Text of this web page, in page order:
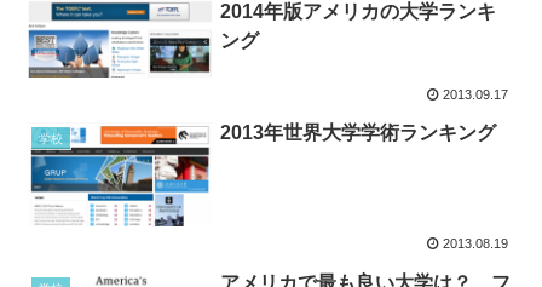
2014年版アメリカの大学ランキ
ング
2013.09.17
学校 2013年世界大学学術ランキング
2013.08.19
アメリカで最も良い大学は？ フ